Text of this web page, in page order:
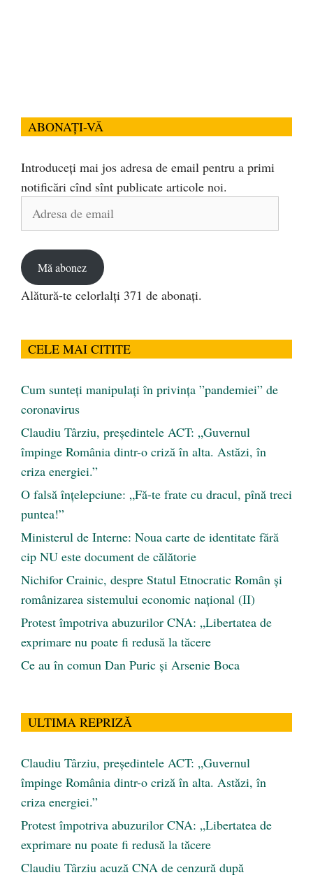
ABONAȚI-VĂ
Introduceți mai jos adresa de email pentru a primi
notificări cînd sînt publicate articole noi.
Adresa
Mă abonez
Alătură-te celorlalți 371 de abonați.
CELE MAI CITITE
Cum sunteți manipulați în privința ”pandemiei” de
coronavirus
Claudiu Târziu, președintele ACT: „Guvernul
împinge România dintr-o criză în alta. Astăzi, în
criza energiei.”
O falsă înțelepciune: „Fă-te frate cu dracul, pînă treci
puntea!”
Ministerul de Interne: Noua carte de identitate fără
cip NU este document de călătorie
Nichifor Crainic, despre Statul Etnocratic Român şi
românizarea sistemului economic naţional (II)
Protest împotriva abuzurilor CNA: „Libertatea de
exprimare nu poate fi redusă la tăcere
Ce au în comun Dan Puric şi Arsenie Boca
ULTIMA REPRIZĂ
Claudiu Târziu, președintele ACT: „Guvernul
împinge România dintr-o criză în alta. Astăzi, în
criza energiei.”
Protest împotriva abuzurilor CNA: „Libertatea de
exprimare nu poate fi redusă la tăcere
Claudiu Târziu acuză CNA de cenzură după